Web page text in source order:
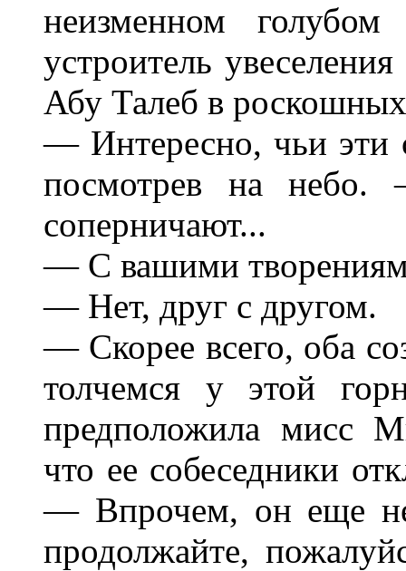
неизменном
устроитель
Абу Талеб в
— Интересно, чьи эти
посмотрев на
соперничают...
— С вашими
— Нет, друг с другом.
— Скорее всего, оба
толчемся у этой
предположила мисс
что ее собеседники
— Впрочем, он еще
продолжайте,